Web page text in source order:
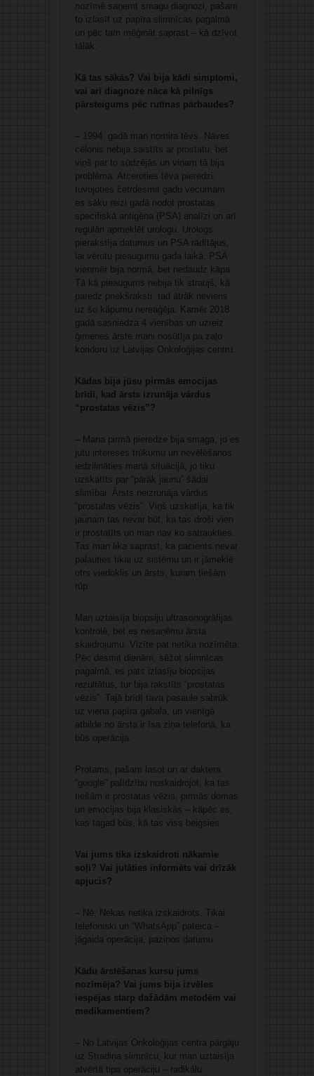
nozīmē saņemt smagu diagnozi, pašam
to izlasīt uz papīra slimnīcas pagalmā
un pēc tam mēģināt saprast – kā dzīvot
tālāk.
Kā tas sākās? Vai bija kādi simptomi,
vai arī diagnoze nāca kā pilnīgs
pārsteigums pēc rutīnas pārbaudes?
– 1994. gadā man nomira tēvs. Nāves
cēlonis nebija saistīts ar prostatu, bet
viņš par to sūdzējās un viņam tā bija
problēma. Atceroties tēva pieredzi,
tuvojoties četrdesmit gadu vecumam,
es sāku reizi gadā nodot prostatas
specifiskā antigēna (PSA) analīzi un arī
regulāri apmeklēt urologu. Urologs
pierakstīja datumus un PSA rādītājus,
lai vērotu pieaugumu gada laikā. PSA
vienmēr bija normā, bet nedaudz kāpa.
Tā kā pieaugums nebija tik straujš, kā
paredz priekšraksti, tad ātrāk neviens
uz šo kāpumu nereaģēja. Kamēr 2018.
gadā sasniedza 4 vienības un uzreiz
ģimenes ārste mani nosūtīja pa zaļo
koridoru uz Latvijas Onkoloģijas centru.
Kādas bija jūsu pirmās emocijas
brīdī, kad ārsts izrunāja vārdus
“prostatas vēzis”?
– Mana pirmā pieredze bija smaga, jo es
jutu intereses trūkumu un nevēlēšanos
iedziļināties manā situācijā, jo tiku
uzskatīts par “pārāk jaunu” šādai
slimībai. Ārsts neizrunāja vārdus
“prostatas vēzis”. Viņš uzskatīja, ka tik
jaunam tas nevar būt, ka tas droši vien
ir prostatīts un man nav ko satraukties.
Tas man lika saprast, ka pacients nevar
paļauties tikai uz sistēmu un ir jāmeklē
otrs viedoklis un ārsts, kuram tiešām
rūp.
Man uztaisīja biopsiju ultrasonogrāfijas
kontrolē, bet es nesaņēmu ārsta
skaidrojumu. Vizīte pat netika nozīmēta.
Pēc desmit dienām, sēžot slimnīcas
pagalmā, es pats izlasīju biopsijas
rezultātus, tur bija rakstīts “prostatas
vēzis”. Tajā brīdī tava pasaule sabrūk
uz viena papīra gabala, un vienīgā
atbilde no ārsta ir īsa ziņa telefonā, ka
būs operācija.
Protams, pašam lasot un ar daktera
“google” palīdzību noskaidrojot, ka tas
tiešām ir prostatas vēzis, pirmās domas
un emocijas bija klasiskās – kāpēc es,
kas tagad būs, kā tas viss beigsies.
Vai jums tika izskaidroti nākamie
soļi? Vai jutāties informēts vai drīzāk
apjucis?
– Nē. Nekas netika izskaidrots. Tikai
telefoniski un “WhatsApp” pateica –
jāgaida operācija, paziņos datumu.
Kādu ārstēšanas kursu jums
nozīmēja? Vai jums bija izvēles
iespējas starp dažādām metodēm vai
medikamentiem?
– No Latvijas Onkoloģijas centra pārgāju
uz Stradiņa slimnīcu, kur man uztaisīja
atvērtā tipa operāciju – radikālu